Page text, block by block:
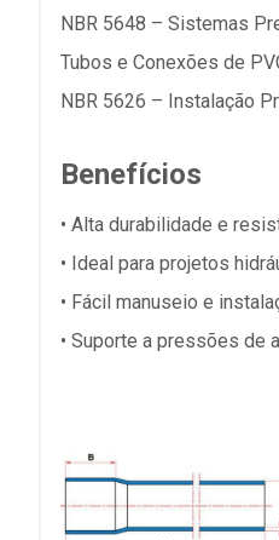
NBR 5648 – Sistemas
Tubos e Conexões de
NBR 5626 – Instalação
Benefícios
• Alta durabilidade e
• Ideal para projetos
• Fácil manuseio e
• Suporte a pressões de